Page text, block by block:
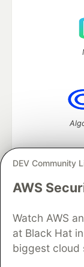
DEV Community
AWS
Watch AWS
at Black Hat
biggest cloud
DEV Community
Home
DEV
Organization
Free